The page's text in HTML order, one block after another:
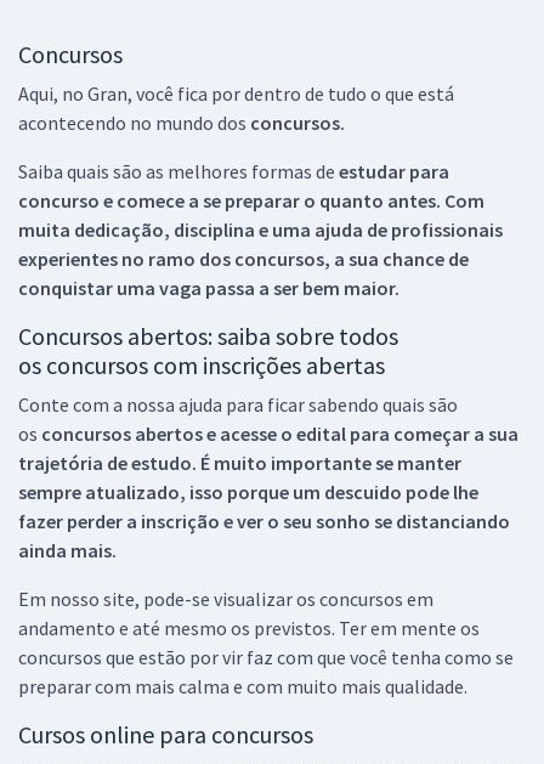
Concursos
Aqui, no Gran, você fica por dentro de tudo o que está
acontecendo no mundo dos concursos.
Saiba quais são as melhores formas de estudar para
concurso e comece a se preparar o quanto antes. Com
muita dedicação, disciplina e uma ajuda de profissionais
experientes no ramo dos concursos, a sua chance de
conquistar uma vaga passa a ser bem maior.
Concursos abertos: saiba sobre todos
os concursos com inscrições abertas
Conte com a nossa ajuda para ficar sabendo quais são
os concursos abertos e acesse o edital para começar a sua
trajetória de estudo. É muito importante se manter
sempre atualizado, isso porque um descuido pode lhe
fazer perder a inscrição e ver o seu sonho se distanciando
ainda mais.
Em nosso site, pode-se visualizar os concursos em
andamento e até mesmo os previstos. Ter em mente os
concursos que estão por vir faz com que você tenha como se
preparar com mais calma e com muito mais qualidade.
Cursos online para concursos